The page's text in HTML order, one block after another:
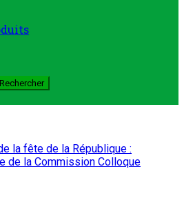
la fête de la République :
de la Commission Colloque